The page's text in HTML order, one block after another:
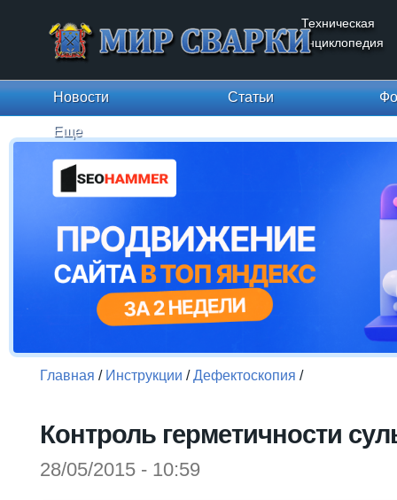
Техническая
энциклопедия
Новости Статьи
Еще
Главная / Инструкции /Дефектоскопия /
Контроль герметичности
28/05/2015 - 10:59